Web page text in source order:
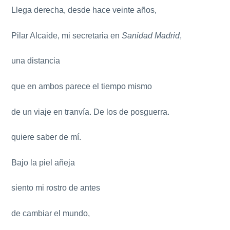
Llega derecha, desde hace veinte años,
Pilar Alcaide, mi secretaria enSanidad Madrid,
una distancia
que en ambos parece el tiempo mismo
de un viaje en tranvía. De los de posguerra.
quiere saber de mí.
Bajo la piel añeja
siento mi rostro de antes
de cambiar el mundo,